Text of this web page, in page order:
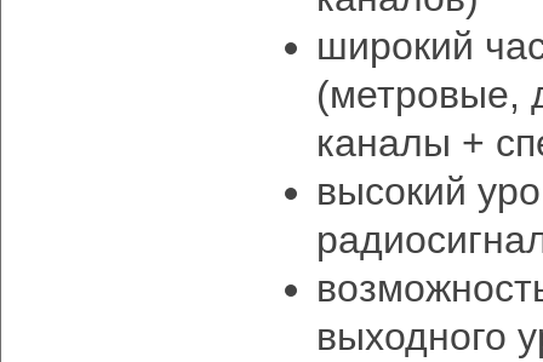
широкий
(метровые,
каналы +
высокий
выходного